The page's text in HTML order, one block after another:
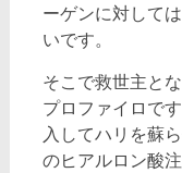
ーゲンに対して
いです。
そこで救世主と
プロファイロで
入してハリを蘇
のヒアルロン酸